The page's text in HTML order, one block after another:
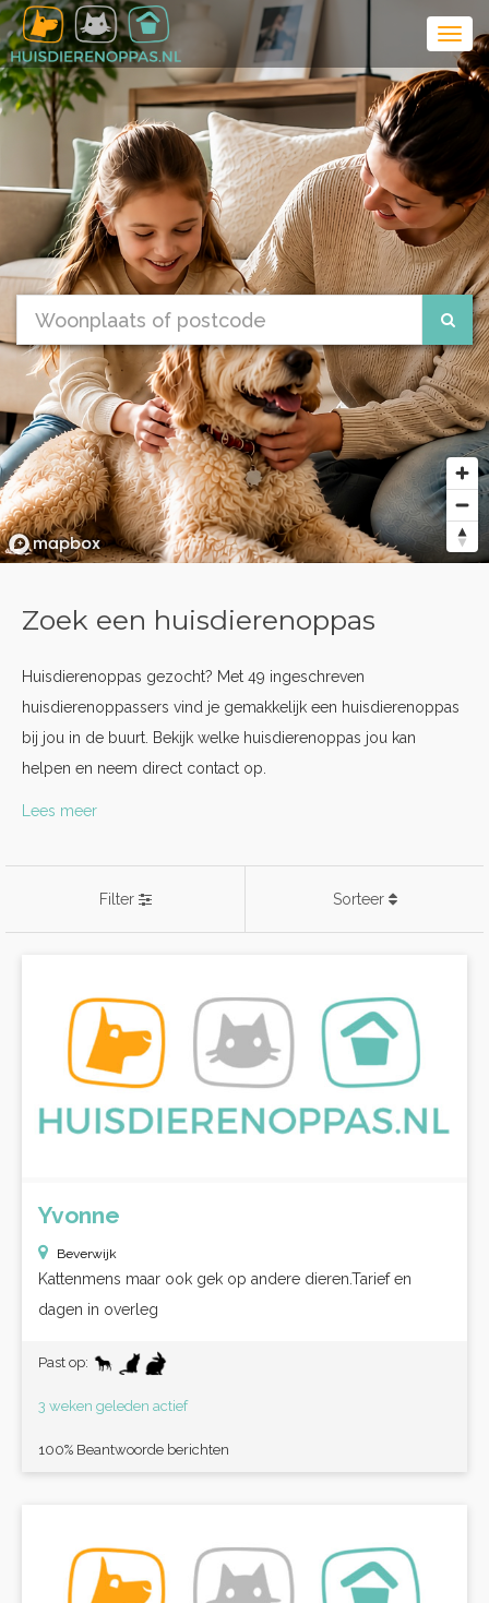
Zoek een huisdierenoppas
Huisdierenoppas gezocht? Met 49 ingeschreven
huisdierenoppassers vind je gemakkelijk een huisdierenoppas
bij jou in de buurt. Bekijk welke huisdierenoppas jou kan
helpen en neem direct contact op.
Lees meer
Filter Sorteer
Yvonne
Beverwijk
Kattenmens maar ook gek op andere dieren.Tarief en
dagen in overleg
Past op:
3 weken geleden actief
100% Beantwoorde berichten